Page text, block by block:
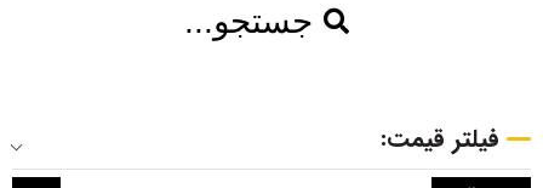
جستجو...
فیلتر قیمت: